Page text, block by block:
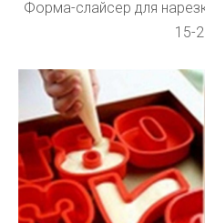
Форма-слайсер для
15-